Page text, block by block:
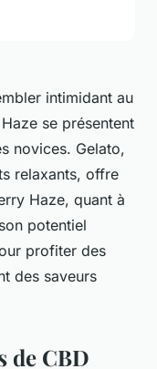
intimidant au
se présentent
novices. Gelato,
relaxants, offre
Haze, quant à
potentiel
profiter des
des saveurs
CBD